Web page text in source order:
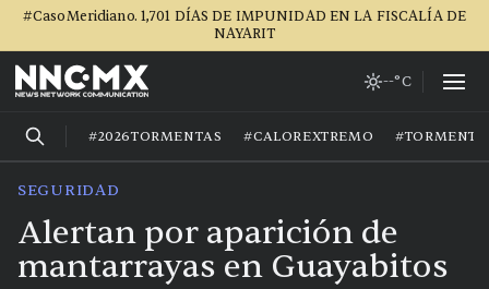
#CasoMeridiano. 1,701 DÍAS DE IMPUNIDAD EN LA FISCALÍA DE
NAYARIT
--°C
#2026TORMENTAS #CALOREXTREMO
SEGURIDAD
Alertan por aparición de
mantarrayas en Guayabitos